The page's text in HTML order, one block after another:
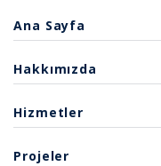
Ana Sayfa
Hakkımızda
Hizmetler
Projeler